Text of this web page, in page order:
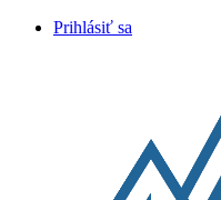
Prihlásiť sa